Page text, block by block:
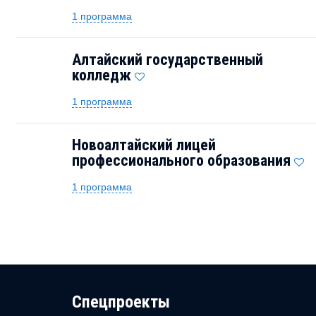
1 программа
Алтайский государственный
колледж
1 программа
Новоалтайский лицей
профессионального образования
1 программа
Cпецпроекты